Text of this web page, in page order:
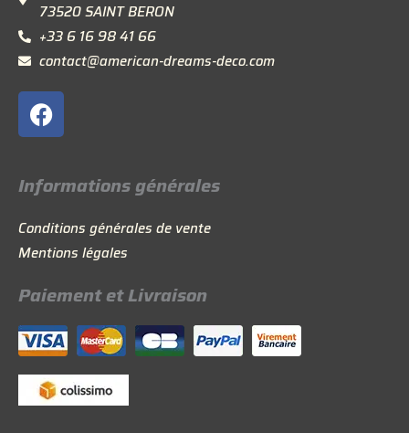
73520 SAINT BERON
+33 6 16 98 41 66
contact@american-dreams-deco.com
F
a
c
e
b
o
o
k
Informations générales
Conditions générales de vente
Mentions légales
Paiement et Livraison